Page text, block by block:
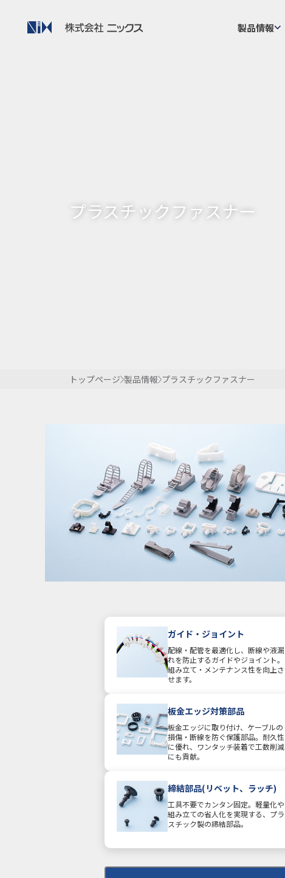
製品情報
プラスチックファスナー
トップページ 製品情報 プラスチックファスナー
ガイド・ジョイント
配線・配管を最適化し、断線や液漏
れを防止するガイドやジョイント。
組み立て・メンテナンス性を向上さ
せます。
板金エッジ対策部品
板金エッジに取り付け、ケーブルの
損傷・断線を防ぐ保護部品。耐久性
に優れ、ワンタッチ装着で工数削減
にも貢献。
締結部品(リベット、ラッチ)
工具不要でカンタン固定。軽量化や
組み立ての省人化を実現する、プラ
スチック製の締結部品。